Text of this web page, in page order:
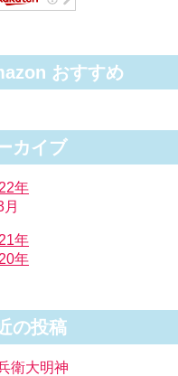
おすすめ
カイブ
年
月
年
年
の投稿
衛大明神